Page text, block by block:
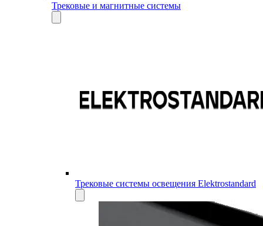
Трековые и магнитные системы
Трековые системы освещения Elektrostandard